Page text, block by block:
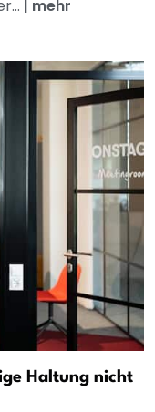
| mehr
Haltung nicht